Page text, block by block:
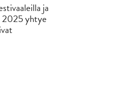
ja
2025 yhtye